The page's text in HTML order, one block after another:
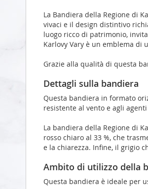
La Bandiera della Regione di
vivaci e il design distintivo
luogo ricco di patrimonio,
Karlovy Vary è un emblema di
Grazie alla qualità di questa
Dettagli sulla bandiera
Questa bandiera in formato
resistente al vento e agli
La bandiera della Regione di
rosso chiaro al 33 %, che
e la chiarezza. Infine, il grigio
Ambito di utilizzo della
Questa bandiera è ideale per